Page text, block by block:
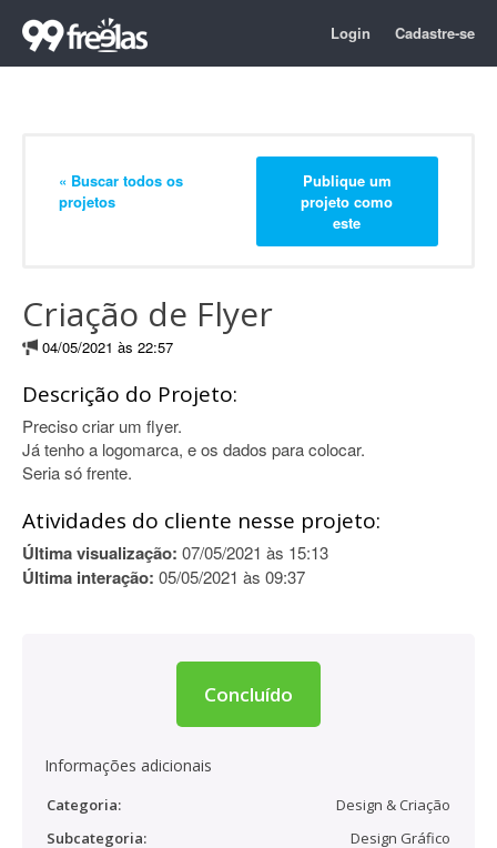
Login Cadastre-se
« Buscar todos os
projetos
Publique um
projeto como
este
Criação de Flyer
04/05/2021 às 22:57
Descrição do Projeto:
Preciso criar um flyer.
Já tenho a logomarca, e os dados para colocar.
Seria só frente.
Atividades do cliente nesse projeto:
Última visualização: 07/05/2021 às 15:13
Última interação: 05/05/2021 às 09:37
Concluído
Informações adicionais
Categoria:
Design & Criação
Subcategoria:
Design Gráfico